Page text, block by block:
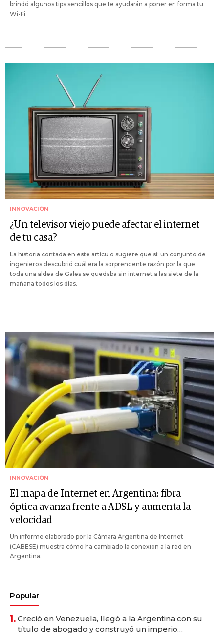
brindó algunos tips sencillos que te ayudarán a poner en forma tu
Wi-Fi
INNOVACIÓN
¿Un televisor viejo puede afectar el internet
de tu casa?
La historia contada en este artículo sugiere que sí: un conjunto de
ingenieros descubrió cuál era la sorprendente razón por la que
toda una aldea de Gales se quedaba sin internet a las siete de la
mañana todos los días.
INNOVACIÓN
El mapa de Internet en Argentina: fibra
óptica avanza frente a ADSL y aumenta la
velocidad
Un informe elaborado por la Cámara Argentina de Internet
(CABESE) muestra cómo ha cambiado la conexión a la red en
Argentina.
Popular
1. Creció en Venezuela, llegó a la Argentina con su
título de abogado y construyó un imperio